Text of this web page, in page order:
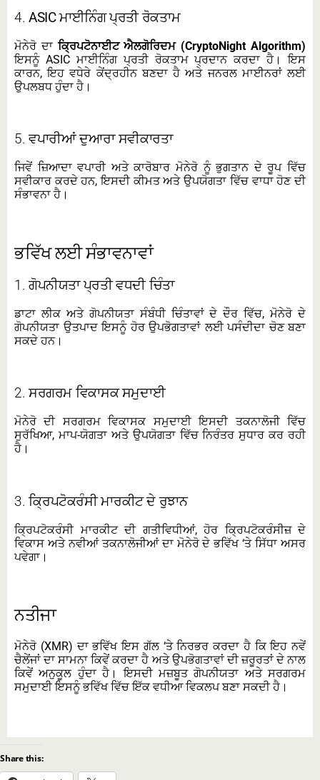
4. ASIC ਮਾਈਨਿੰਗ ਪ੍ਰਤੀ ਰੋਕਤਾਮ
ਮੋਨੇਰੋ ਦਾ ਕ੍ਰਿਪਟੋਨਾਈਟ ਐਲਗੋਰਿਦਮ (CryptoNight Algorithm)
ਇਸਨੂੰ ASIC ਮਾਈਨਿੰਗ ਪ੍ਰਤੀ ਰੋਕਤਾਮ ਪ੍ਰਦਾਨ ਕਰਦਾ ਹੈ। ਇਸ
ਕਾਰਨ, ਇਹ ਵਧੇਰੇ ਕੇਂਦ੍ਰਹੀਨ ਬਣਦਾ ਹੈ ਅਤੇ ਜਨਰਲ ਮਾਈਨਰਾਂ ਲਈ
ਉਪਲਬਧ ਹੁੰਦਾ ਹੈ।
5.ਵਪਾਰੀਆਂ ਦੁਆਰਾ ਸਵੀਕਾਰਤਾ
ਜਿਵੇਂ ਜ਼ਿਆਦਾ ਵਪਾਰੀ ਅਤੇ ਕਾਰੋਬਾਰ ਮੋਨੇਰੋ ਨੂੰ ਭੁਗਤਾਨ ਦੇ ਰੂਪ ਵਿੱਚ
ਸਵੀਕਾਰ ਕਰਦੇ ਹਨ, ਇਸਦੀ ਕੀਮਤ ਅਤੇ ਉਪਯੋਗਤਾ ਵਿੱਚ ਵਾਧਾ ਹੋਣ ਦੀ
ਸੰਭਾਵਨਾ ਹੈ।
ਭਵਿੱਖ ਲਈ ਸੰਭਾਵਨਾਵਾਂ
1.ਗੋਪਨੀਯਤਾ ਪ੍ਰਤੀ ਵਧਦੀ ਚਿੰਤਾ
ਡਾਟਾ ਲੀਕ ਅਤੇ ਗੋਪਨੀਯਤਾ ਸੰਬੰਧੀ ਚਿੰਤਾਵਾਂ ਦੇ ਦੌਰ ਵਿੱਚ, ਮੋਨੇਰੋ ਦੇ
ਗੋਪਨੀਯਤਾ ਉਤਪਾਦ ਇਸਨੂੰ ਹੋਰ ਉਪਭੋਗਤਾਵਾਂ ਲਈ ਪਸੰਦੀਦਾ ਚੋਣ ਬਣਾ
ਸਕਦੇ ਹਨ।
2.ਸਰਗਰਮ ਵਿਕਾਸਕ ਸਮੁਦਾਈ
ਮੋਨੇਰੋ ਦੀ ਸਰਗਰਮ ਵਿਕਾਸਕ ਸਮੁਦਾਈ ਇਸਦੀ ਤਕਨਾਲੋਜੀ ਵਿੱਚ
ਸੁਰੱਖਿਆ, ਮਾਪ-ਯੋਗਤਾ ਅਤੇ ਉਪਯੋਗਤਾ ਵਿੱਚ ਨਿਰੰਤਰ ਸੁਧਾਰ ਕਰ ਰਹੀ
ਹੈ।
3.ਕ੍ਰਿਪਟੋਕਰੰਸੀ ਮਾਰਕੀਟ ਦੇ ਰੁਝਾਨ
ਕ੍ਰਿਪਟੋਕਰੰਸੀ ਮਾਰਕੀਟ ਦੀ ਗਤੀਵਿਧੀਆਂ, ਹੋਰ ਕ੍ਰਿਪਟੋਕਰੰਸੀਜ਼ ਦੇ
ਵਿਕਾਸ ਅਤੇ ਨਵੀਆਂ ਤਕਨਾਲੋਜੀਆਂ ਦਾ ਮੋਨੇਰੋ ਦੇ ਭਵਿੱਖ ‘ਤੇ ਸਿੱਧਾ ਅਸਰ
ਪਵੇਗਾ।
ਨਤੀਜਾ
ਮੋਨੇਰੋ (XMR) ਦਾ ਭਵਿੱਖ ਇਸ ਗੱਲ ‘ਤੇ ਨਿਰਭਰ ਕਰਦਾ ਹੈ ਕਿ ਇਹ ਨਵੇਂ
ਚੈਲੇਂਜਾਂ ਦਾ ਸਾਮਨਾ ਕਿਵੇਂ ਕਰਦਾ ਹੈ ਅਤੇ ਉਪਭੋਗਤਾਵਾਂ ਦੀ ਜ਼ਰੂਰਤਾਂ ਦੇ ਨਾਲ
ਕਿਵੇਂ ਅਨੁਕੂਲ ਹੁੰਦਾ ਹੈ। ਇਸਦੀ ਮਜ਼ਬੂਤ ਗੋਪਨੀਯਤਾ ਅਤੇ ਸਰਗਰਮ
ਸਮੁਦਾਈ ਇਸਨੂੰ ਭਵਿੱਖ ਵਿੱਚ ਇੱਕ ਵਧੀਆ ਵਿਕਲਪ ਬਣਾ ਸਕਦੀ ਹੈ।
Share this: